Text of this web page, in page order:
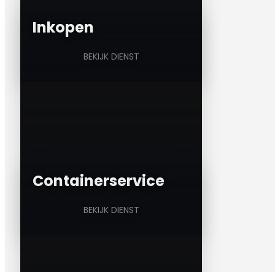
Inkopen
BEKIJK DIENST
Containerservice
BEKIJK DIENST